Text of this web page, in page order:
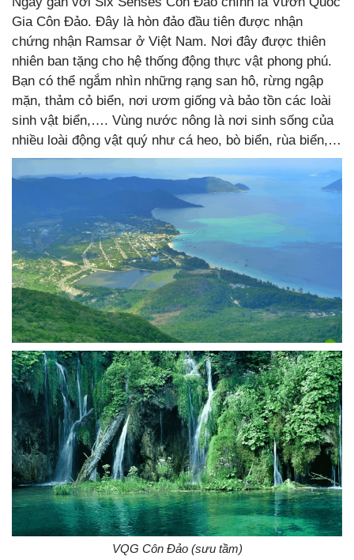
Gia Côn Đảo. Đây là hòn đảo đầu tiên được nhận
chứng nhận Ramsar ở Việt Nam. Nơi đây được thiên
nhiên ban tặng cho hệ thống động thực vật phong phú.
Bạn có thể ngắm nhìn những rạng san hô, rừng ngập
mặn, thảm cỏ biển, nơi ươm giống và bảo tồn các loài
sinh vật biển,…. Vùng nước nông là nơi sinh sống của
nhiều loài động vật quý như cá heo, bò biển, rùa biển,…
VQG Côn Đảo (sưu tầm)